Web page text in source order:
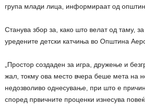
група млади лица, информираат од
Станува збор за, како што велат од таму,
уредените детски катчиња во Општина
„Простор создаден за игра, дружење и
жал, токму ова место вчера беше мета на
недозволиво однесување, при што е
според првичните проценки изнесува